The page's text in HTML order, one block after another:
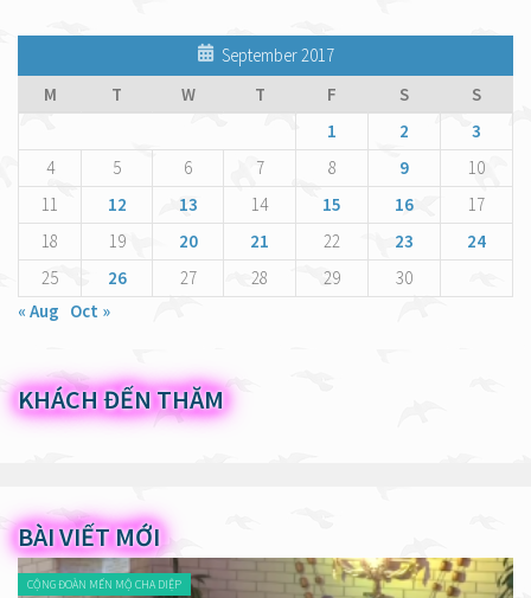
September 2017
M
T W T F S
S
1
2
3
4
5 6 7 8 9
10
11
12 13 14 15 16
17
18
19 20 21 22 23
24
25
26 27 28 29
30
« Aug Oct »
KHÁCH ĐẾN THĂM
BÀI VIẾT MỚI
CỘNG ĐOÀN MẾN MỘ CHA DIỆP